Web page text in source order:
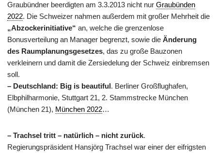
Graubündner beerdigten am 3.3.2013 nicht nur Graubünden
2022. Die Schweizer nahmen außerdem mit großer Mehrheit die
„Abzockerinitiative“ an, welche die grenzenlose
Bonusverteilung an Manager begrenzt, sowie die Änderung
des Raumplanungsgesetzes, das zu große Bauzonen
verkleinern und damit die Zersiedelung der Schweiz einbremsen
soll.
– Deutschland: Big is beautiful. Berliner Großflughafen,
Elbphilharmonie, Stuttgart 21, 2. Stammstrecke München
(München 21), München 2022…
– Trachsel tritt – natürlich – nicht zurück.
Regierungspräsident Hansjörg Trachsel war einer der eifrigsten